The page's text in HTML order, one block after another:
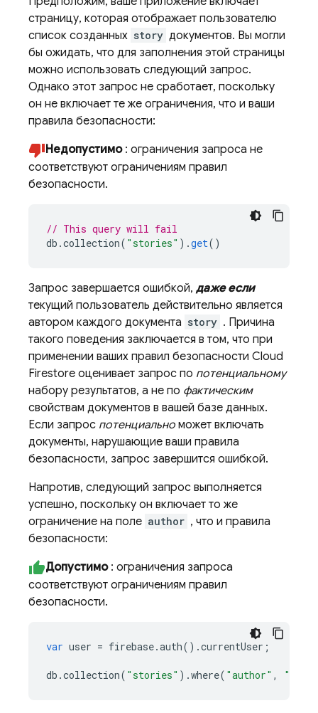
страницу, которая отображает пользователю
список созданных story документов. Вы могли
бы ожидать, что для заполнения этой страницы
можно использовать следующий запрос.
Однако этот запрос не сработает, поскольку
он не включает те же ограничения, что и ваши
правила безопасности:
Недопустимо: ограничения запроса не
соответствуют ограничениям правил
безопасности.
// This query will fail
db .collection( "stories" ).get()
Запрос завершается ошибкой, даже если
текущий пользователь действительно является
автором каждого документа story . Причина
такого поведения заключается в том, что при
применении ваших правил безопасности Cloud
Firestore оценивает запрос по потенциальному
набору результатов, а не по фактическим
свойствам документов в вашей базе данных.
Если запрос потенциально может включать
документы, нарушающие ваши правила
безопасности, запрос завершится ошибкой.
Напротив, следующий запрос выполняется
успешно, поскольку он включает то же
ограничение на поле author , что и правила
безопасности:
Допустимо: ограничения запроса
соответствуют ограничениям правил
безопасности.
var user = firebase.auth() .currentUser ;
db .collection( "stories" ) .where( "author" , "=="